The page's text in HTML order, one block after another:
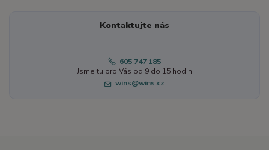
Kontaktujte nás
605 747 185
Jsme tu pro Vás od 9 do 15 hodin
wins@wins.cz